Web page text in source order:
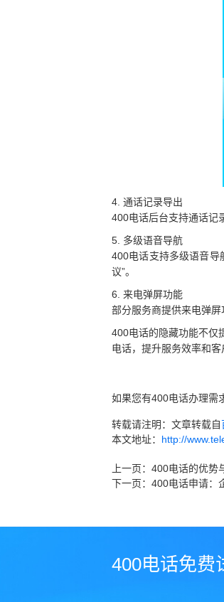
4. 通话记录导出
400电话后台支持通话记
5. 多级语音导航
400电话支持多级语音导
议”。
6. 来电弹屏功能
部分服务商提供来电弹
400电话的隐藏功能不仅
电话，提升服务效率和客
如果您有400电话办理需
转载请注明：文章转载自
本文地址： http://
上一页： 400电话的优势
下一页： 400电话申请：